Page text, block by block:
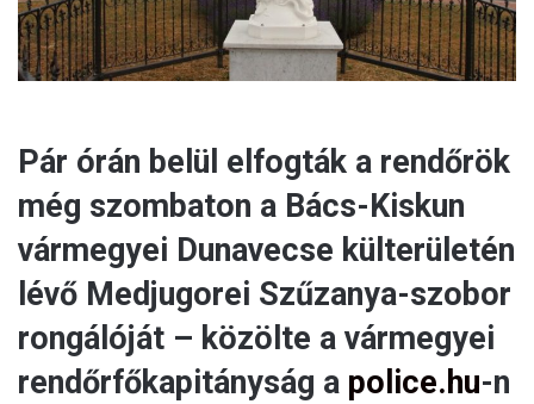
Pár órán belül elfogták a rendőrök
még szombaton a Bács-Kiskun
vármegyei Dunavecse külterületén
lévő Medjugorei Szűzanya-szobor
rongálóját – közölte a vármegyei
rendőrfőkapitányság a police.hu-n